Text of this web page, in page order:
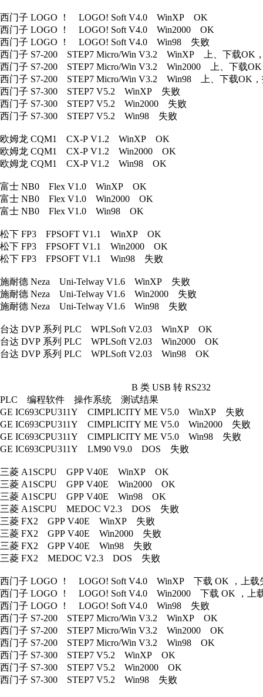
西门子 LOGO ！ LOGO! Soft V4.0 WinXP OK
西门子 LOGO ！ LOGO! Soft V4.0 Win2000 OK
西门子 LOGO ！ LOGO! Soft V4.0 Win98 失败
西门子 S7-200 STEP7 Micro/Win V3.2 WinXP 上、下载
西门子 S7-200 STEP7 Micro/Win V3.2 Win2000 上、下载
西门子 S7-200 STEP7 Micro/Win V3.2 Win98 上、下载OK
西门子 S7-300 STEP7 V5.2 WinXP 失败
西门子 S7-300 STEP7 V5.2 Win2000 失败
西门子 S7-300 STEP7 V5.2 Win98 失败
欧姆龙 CQM1 CX-P V1.2 WinXP OK
欧姆龙 CQM1 CX-P V1.2 Win2000 OK
欧姆龙 CQM1 CX-P V1.2 Win98 OK
富士 NB0 Flex V1.0 WinXP OK
富士 NB0 Flex V1.0 Win2000 OK
富士 NB0 Flex V1.0 Win98 OK
松下 FP3 FPSOFT V1.1 WinXP OK
松下 FP3 FPSOFT V1.1 Win2000 OK
松下 FP3 FPSOFT V1.1 Win98 失败
施耐德 Neza Uni-Telway V1.6 WinXP 失败
施耐德 Neza Uni-Telway V1.6 Win2000 失败
施耐德 Neza Uni-Telway V1.6 Win98 失败
台达 DVP 系列 PLC WPLSoft V2.03 WinXP OK
台达 DVP 系列 PLC WPLSoft V2.03 Win2000 OK
台达 DVP 系列 PLC WPLSoft V2.03 Win98 OK
B 类 USB 转 RS232
PLC 编程软件 操作系统 测试结果
GE IC693CPU311Y CIMPLICITY ME V5.0 WinXP 失败
GE IC693CPU311Y CIMPLICITY ME V5.0 Win2000 失败
GE IC693CPU311Y CIMPLICITY ME V5.0 Win98 失败
GE IC693CPU311Y LM90 V9.0 DOS 失败
三菱 A1SCPU GPP V40E WinXP OK
三菱 A1SCPU GPP V40E Win2000 OK
三菱 A1SCPU GPP V40E Win98 OK
三菱 A1SCPU MEDOC V2.3 DOS 失败
三菱 FX2 GPP V40E WinXP 失败
三菱 FX2 GPP V40E Win2000 失败
三菱 FX2 GPP V40E Win98 失败
三菱 FX2 MEDOC V2.3 DOS 失败
西门子 LOGO ！ LOGO! Soft V4.0 WinXP 下载 OK ，上
西门子 LOGO ！ LOGO! Soft V4.0 Win2000 下载 OK ，
西门子 LOGO ！ LOGO! Soft V4.0 Win98 失败
西门子 S7-200 STEP7 Micro/Win V3.2 WinXP OK
西门子 S7-200 STEP7 Micro/Win V3.2 Win2000 OK
西门子 S7-200 STEP7 Micro/Win V3.2 Win98 OK
西门子 S7-300 STEP7 V5.2 WinXP OK
西门子 S7-300 STEP7 V5.2 Win2000 OK
西门子 S7-300 STEP7 V5.2 Win98 失败